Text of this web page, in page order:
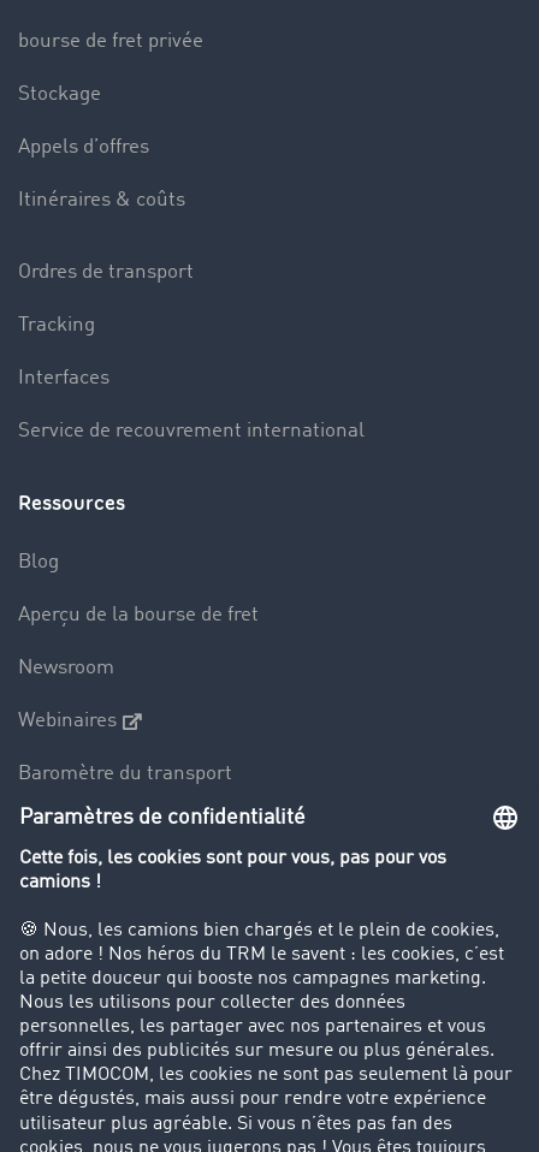
bourse de fret privée
Stockage
Appels d’offres
Itinéraires & coûts
Ordres de transport
Tracking
Interfaces
Service de recouvrement international
Ressources
Blog
Aperçu de la bourse de fret
Newsroom
Webinaires
Baromètre du transport
Le dictionnaire du transport
Interdiction de circulation des poids lourds
Entreprise
Parrainage clients
Success Stories
Cadre légal